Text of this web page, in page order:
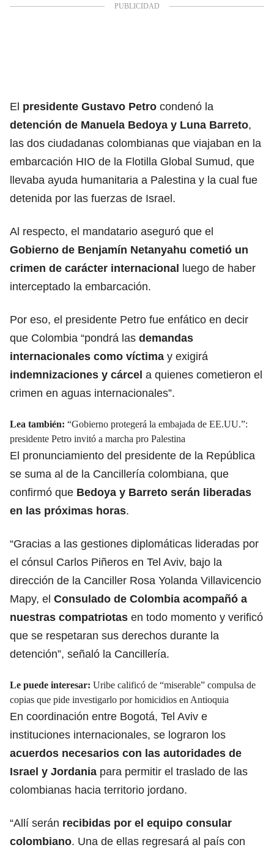
El presidente Gustavo Petro condenó la
detención de Manuela Bedoya y Luna Barreto,
las dos ciudadanas colombianas que viajaban en la
embarcación HIO de la Flotilla Global Sumud, que
llevaba ayuda humanitaria a Palestina y la cual fue
detenida por las fuerzas de Israel.
Al respecto, el mandatario aseguró que el
Gobierno de Benjamín Netanyahu cometió un
crimen de carácter internacional luego de haber
interceptado la embarcación.
Por eso, el presidente Petro fue enfático en decir
que Colombia “pondrá las demandas
internacionales como víctima y exigirá
indemnizaciones y cárcel a quienes cometieron el
crimen en aguas internacionales”.
Lea también: “Gobierno protegerá la embajada de EE.UU.”:
presidente Petro invitó a marcha pro Palestina
El pronunciamiento del presidente de la República
se suma al de la Cancillería colombiana, que
confirmó que Bedoya y Barreto serán liberadas
en las próximas horas.
“Gracias a las gestiones diplomáticas lideradas por
el cónsul Carlos Piñeros en Tel Aviv, bajo la
dirección de la Canciller Rosa Yolanda Villavicencio
Mapy, el Consulado de Colombia acompañó a
nuestras compatriotas en todo momento y verificó
que se respetaran sus derechos durante la
detención”, señaló la Cancillería.
Le puede interesar: Uribe calificó de “miserable” compulsa de
copias que pide investigarlo por homicidios en Antioquia
En coordinación entre Bogotá, Tel Aviv e
instituciones internacionales, se lograron los
acuerdos necesarios con las autoridades de
Israel y Jordania para permitir el traslado de las
colombianas hacia territorio jordano.
“Allí serán recibidas por el equipo consular
colombiano. Una de ellas regresará al país con